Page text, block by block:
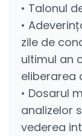
• Talonul
•
zile de
ultimul an
eliberarea
• Dosarul
analizelor
vederea